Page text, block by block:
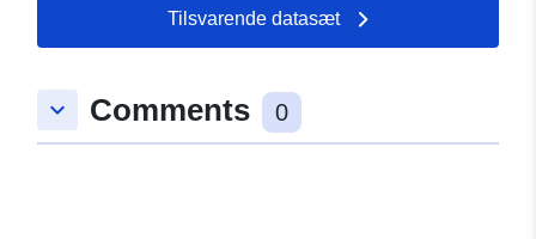
Tilsvarende datasæt
keyboard_arrow_down Comments 0